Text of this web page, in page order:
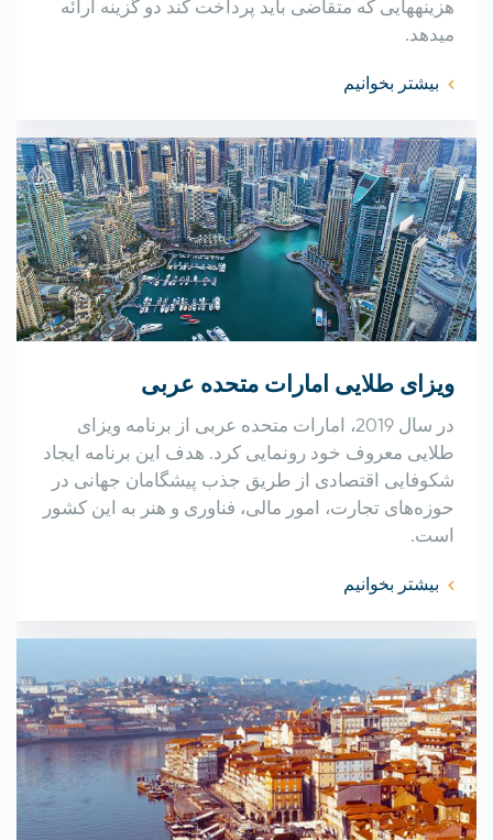
هزینههایی که متقاضی باید پرداخت کند دو گزینه ارائه
میدهد.
بیشتر بخوانیم
ویزای طلایی امارات متحده عربی
در سال 2019، امارات متحده عربی از برنامه ویزای
طلایی معروف خود رونمایی کرد. هدف این برنامه ایجاد
شکوفایی اقتصادی از طریق جذب پیشگامان جهانی در
حوزه‌های تجارت، امور مالی، فناوری و هنر به این کشور
است.
بیشتر بخوانیم